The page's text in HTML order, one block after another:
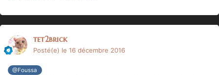
tet2brick
Posté(e) le 16 décembre 2016
@Foussa